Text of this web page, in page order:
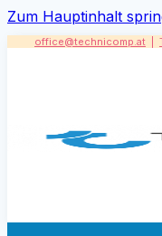
Zum Hauptinhalt
office@technicomp.at